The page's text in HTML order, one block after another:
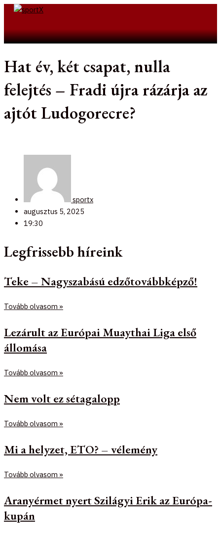
Skip
Hat év, két csapat, nulla
felejtés – Fradi újra rázárja az
ajtót Ludogorecre?
sportx
augusztus 5, 2025
19:30
Legfrissebb híreink
Teke – Nagyszabású edzőtovábbképző!
Tovább olvasom »
Lezárult az Európai Muaythai Liga első
állomása
Tovább olvasom »
Nem volt ez sétagalopp
Tovább olvasom »
Mi a helyzet, ETO? – vélemény
Tovább olvasom »
Aranyérmet nyert Szilágyi Erik az Európa-
kupán